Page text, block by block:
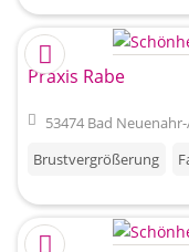
Praxis Rabe
53474 Bad
Brustvergrößerung